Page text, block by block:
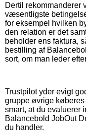
Dertil rekommanderer
væsentligste
for eksempel hvilken
den relation er det
beholder ens faktura,
bestilling af
sort, om man leder
Trustpilot yder evigt
gruppe øvrige
smart, at du evaluerer
Balancebold JobOut
du handler.